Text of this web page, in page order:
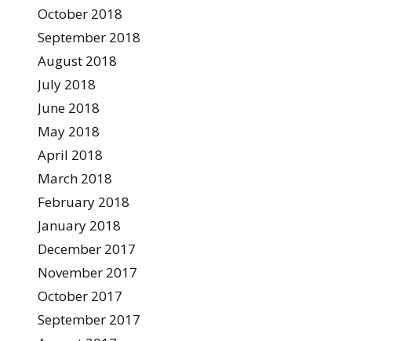
October 2018
September 2018
August 2018
July 2018
June 2018
May 2018
April 2018
March 2018
February 2018
January 2018
December 2017
November 2017
October 2017
September 2017